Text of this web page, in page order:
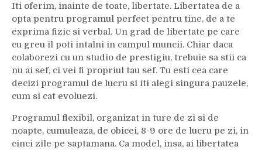
Iti oferim, inainte de toate, libertate. Libertatea de a
opta pentru programul perfect pentru tine, de a te
exprima fizic si verbal. Un grad de libertate pe care
cu greu il poti intalni in campul muncii. Chiar daca
colaborezi cu un studio de prestigiu, trebuie sa stii ca
nu ai sef, ci vei fi propriul tau sef. Tu esti cea care
decizi programul de lucru si iti alegi singura pauzele,
cum si cat evoluezi.
Programul flexibil, organizat in ture de zi si de
noapte, cumuleaza, de obicei, 8-9 ore de lucru pe zi, in
cinci zile pe saptamana. Ca model, insa, ai libertatea